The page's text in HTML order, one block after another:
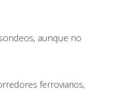
aunque no
ferroviarios,